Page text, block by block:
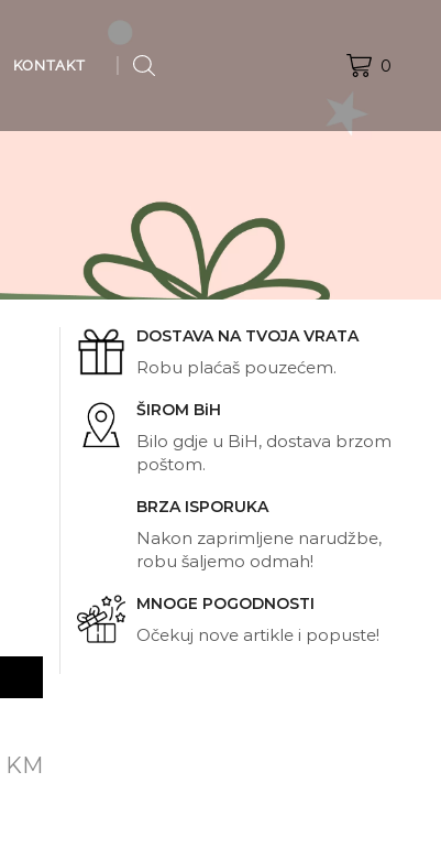
KONTAKT 0
KM
DOSTAVA NA TVOJA VRATA
Robu plaćaš pouzećem.
ŠIROM BiH
Bilo gdje u BiH, dostava brzom
poštom.
BRZA ISPORUKA
Nakon zaprimljene narudžbe,
robu šaljemo odmah!
MNOGE POGODNOSTI
Očekuj nove artikle i popuste!